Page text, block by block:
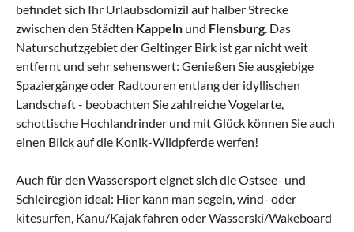
befindet sich Ihr Urlaubsdomizil auf halber Strecke
zwischen den Städten Kappeln und Flensburg . Das
Naturschutzgebiet der Geltinger Birk ist gar nicht weit
entfernt und sehr sehenswert: Genießen Sie ausgiebige
Spaziergänge oder Radtouren entlang der idyllischen
Landschaft - beobachten Sie zahlreiche Vogelarte,
schottische Hochlandrinder und mit Glück können Sie auch
einen Blick auf die Konik-Wildpferde werfen!
Auch für den Wassersport eignet sich die Ostsee- und
Schleiregion ideal: Hier kann man segeln, wind- oder
kitesurfen, Kanu/Kajak fahren oder Wasserski/Wakeboard